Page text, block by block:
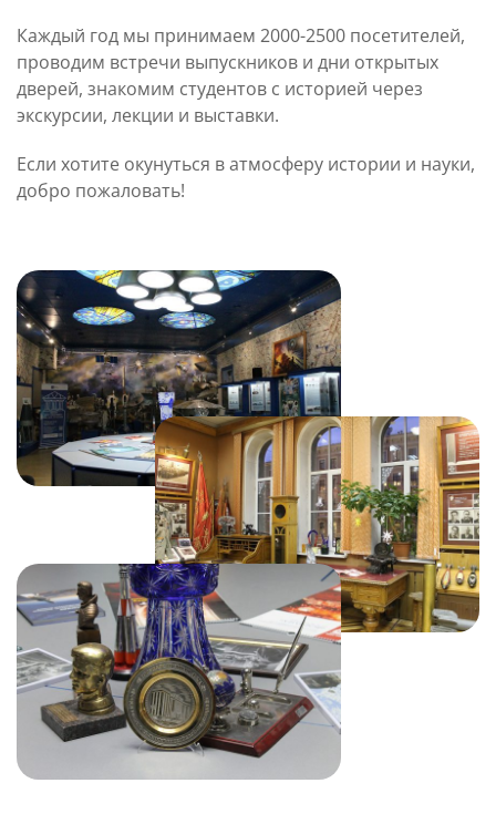
Каждый год мы принимаем 2000-2500 посетителей,
проводим встречи выпускников и дни открытых
дверей, знакомим студентов с историей через
экскурсии, лекции и выставки.
Если хотите окунуться в атмосферу истории и науки,
добро пожаловать!